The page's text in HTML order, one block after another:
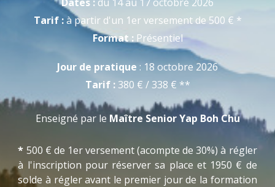
Tarif :à partir d'un 1erversement de 500 € *
Format : Présentiel
Jour de pratique : 18 octobre 2026
Tarif :380 € / 338 € **
Enseigné par le Maître Senior Yap Boh Chu
* 500 € de 1erversement (acompte de 30%) à régler
à l'inscription pour réserver sa place et 1950 € de
solde à régler avant le premier jour de la formation